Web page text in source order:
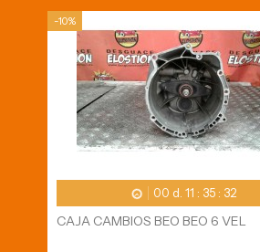
-10%
00 d. 11 : 35 : 31
CAJA CAMBIOS BEO BEO 6 VEL